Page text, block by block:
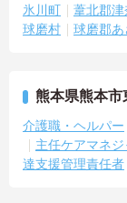
氷川町
葦北郡
球磨村
球磨郡
熊本県熊本市
介護職・ヘルパー
主任ケアマネジ
達支援管理責任者